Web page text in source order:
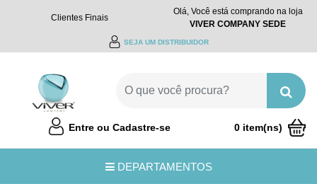
Clientes Finais
Olá, Você está comprando na loja
VIVER COMPANY SEDE
SEJA UM DISTRIBUIDOR
Entre ou Cadastre-se
0 item(ns)
DEPARTAMENTOS